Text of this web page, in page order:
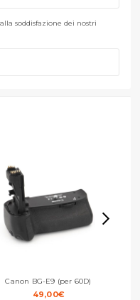
soddisfazione dei nostri
Canon BG-E9 (per 60D)
49,00€